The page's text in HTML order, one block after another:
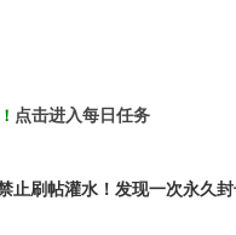
！ 点击进入每日任务
禁止刷帖灌水！发现一次永久封